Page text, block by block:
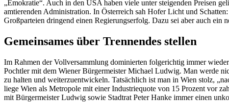
„Emokratie“. Auch in den USA haben viele unter steigenden Preisen
amtierenden Administration. In Österreich sah Hofer Licht und
Großparteien dringend einen Regierungserfolg. Dazu sei aber auch ein
Gemeinsames über Trennendes stellen
Im Rahmen der Vollversammlung dominierten folgerichtig immer
Pochtler mit dem Wiener Bürgermeister Michael Ludwig. Man werde
zu halten und weiterzuentwickeln. Tatsächlich ist man in Wien stolz,
liege Wien als Metropole mit einer Industriequote von 15 Prozent vor
mit Bürgermeister Ludwig sowie Stadtrat Peter Hanke immer einen